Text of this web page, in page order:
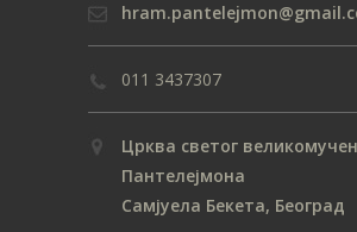
011 3437307
Црква светог
Пантелејмона
Самјуела Бекета, Београд